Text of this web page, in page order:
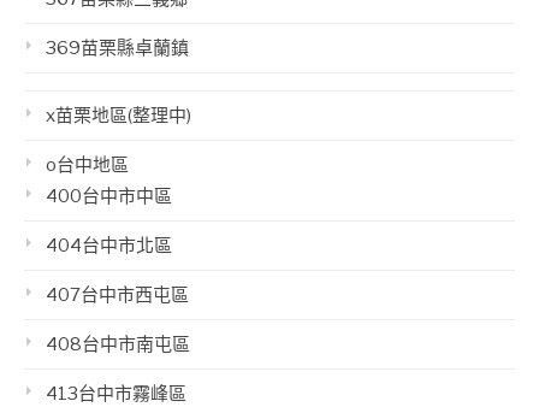
369苗栗縣卓蘭鎮
x苗栗地區(整理中)
o台中地區
400台中市中區
404台中市北區
407台中市西屯區
408台中市南屯區
413台中市霧峰區